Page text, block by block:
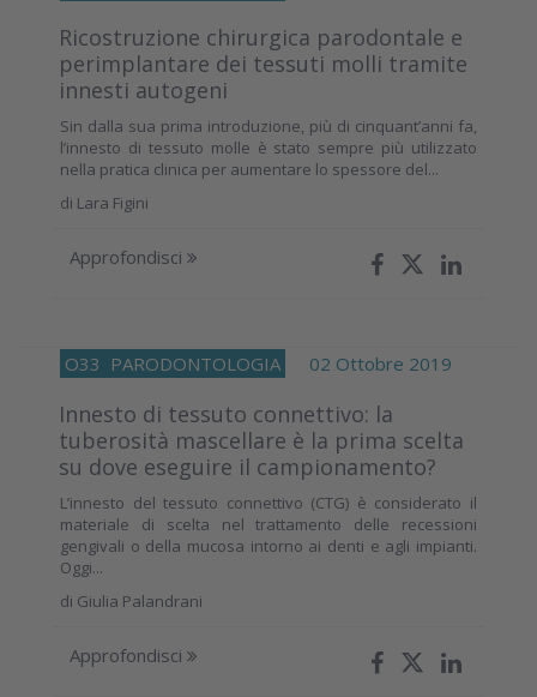
Ricostruzione chirurgica parodontale e
perimplantare dei tessuti molli tramite
innesti autogeni
Sin dalla sua prima introduzione, più di cinquant’anni fa,
l’innesto di tessuto molle è stato sempre più utilizzato
nella pratica clinica per aumentare lo spessore del...
di Lara Figini
Approfondisci
O33 PARODONTOLOGIA 02 Ottobre 2019
Innesto di tessuto connettivo: la
tuberosità mascellare è la prima scelta
su dove eseguire il campionamento?
L’innesto del tessuto connettivo (CTG) è considerato il
materiale di scelta nel trattamento delle recessioni
gengivali o della mucosa intorno ai denti e agli impianti.
Oggi...
di Giulia Palandrani
Approfondisci